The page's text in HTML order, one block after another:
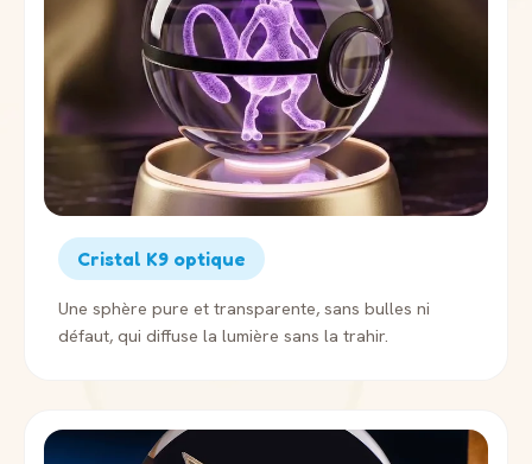
Cristal K9 optique
Une sphère pure et transparente, sans bulles ni
défaut, qui diffuse la lumière sans la trahir.